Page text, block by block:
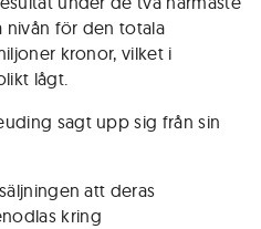
nivån för den totala
kronor, vilket i
lågt.
sagt upp sig från sin
att deras
kring